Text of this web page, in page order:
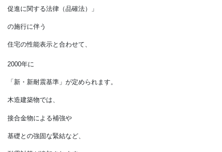
関東大震災の倍以上を
記録しています。